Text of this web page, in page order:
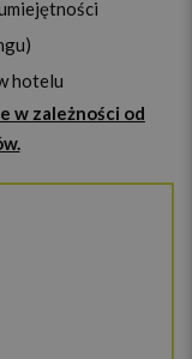
hotelu
w zależności od